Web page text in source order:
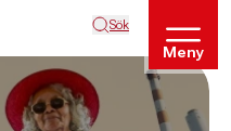
Sök
Meny